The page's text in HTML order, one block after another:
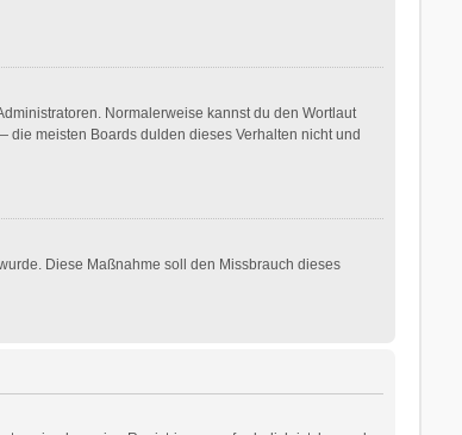
Normalerweise kannst du den Wortlaut
meisten Boards dulden dieses Verhalten nicht und
Diese Maßnahme soll den Missbrauch dieses